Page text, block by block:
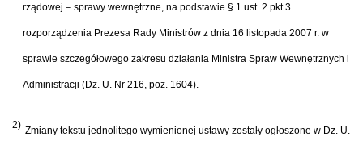
rządowej – sprawy wewnętrzne, na podstawie § 1 ust. 2 pkt 3
rozporządzenia Prezesa Rady Ministrów z dnia 16 listopada 2007 r. w
sprawie szczegółowego zakresu działania Ministra Spraw Wewnętrznych i
Administracji (Dz. U. Nr 216, poz. 1604).
2) Zmiany tekstu jednolitego wymienionej ustawy zostały ogłoszone w Dz. U.